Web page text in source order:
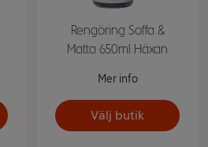
Rengöring Soffa &
Matta 650ml Häxan
Mer info
Välj butik